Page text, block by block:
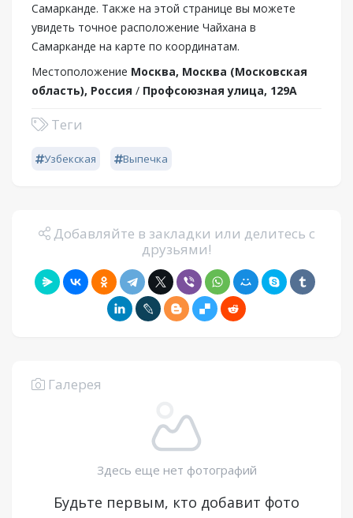
Самарканде. Также на этой странице вы можете
увидеть точное расположение Чайхана в
Самарканде на карте по координатам.
Местоположение Москва, Москва (Московская
область), Россия / Профсоюзная улица, 129А
Теги
Узбекская Выпечка
Добавляйте в закладки или делитесь с
друзьями!
Галерея
Здесь еще нет фотографий
Будьте первым, кто добавит фото